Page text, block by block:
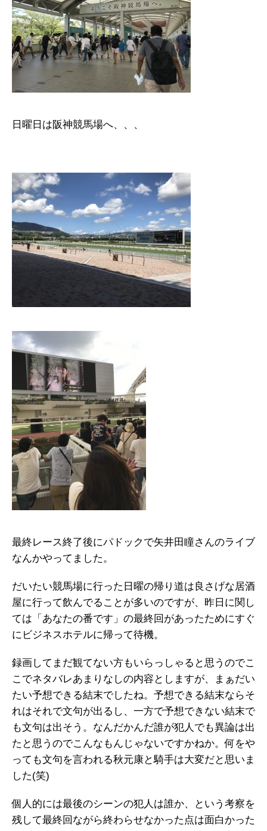
日曜日は阪神競馬場へ、、、
最終レース終了後にパドックで矢井田瞳さんのライブ
なんかやってました。
だいたい競馬場に行った日曜の帰り道は良さげな居酒
屋に行って飲んでることが多いのですが、昨日に関し
ては「あなたの番です」の最終回があったためにすぐ
にビジネスホテルに帰って待機。
録画してまだ観てない方もいらっしゃると思うのでこ
こでネタバレあまりなしの内容としますが、まぁだい
たい予想できる結末でしたね。予想できる結末ならそ
れはそれで文句が出るし、一方で予想できない結末で
も文句は出そう。なんだかんだ誰が犯人でも異論は出
たと思うのでこんなもんじゃないですかねか。何をや
っても文句を言われる秋元康と騎手は大変だと思いま
した(笑)
個人的には最後のシーンの犯人は誰か、という考察を
残して最終回ながら終わらせなかった点は面白かった